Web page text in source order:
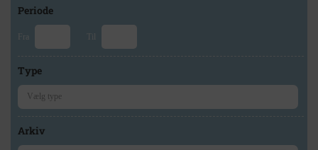
Periode
Fra Til
Type
Arkiv